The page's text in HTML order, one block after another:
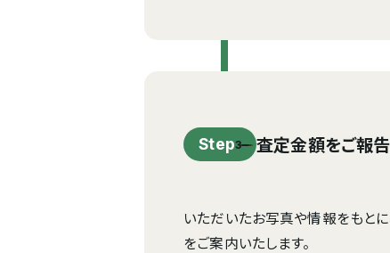
Step 査定金額をご報告
いただいたお写真や情報をもと
をご案内いたします。